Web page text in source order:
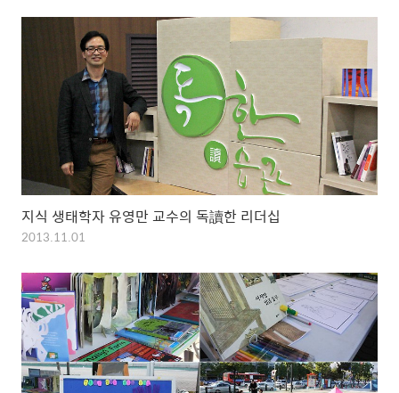
지식 생태학자 유영만 교수의 독讀한 리더십
2013.11.01